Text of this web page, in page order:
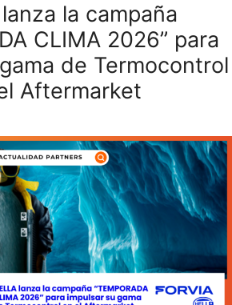
la campaña
CLIMA 2026” para
de Termocontrol
Aftermarket